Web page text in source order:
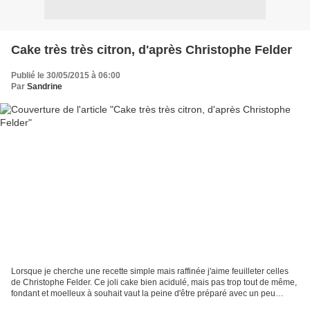
Cake très très citron, d'après Christophe Felder
Publié le 30/05/2015 à 06:00
Par Sandrine
Lorsque je cherche une recette simple mais raffinée j'aime feuilleter celles
de Christophe Felder. Ce joli cake bien acidulé, mais pas trop tout de même,
fondant et moelleux à souhait vaut la peine d'être préparé avec un peu